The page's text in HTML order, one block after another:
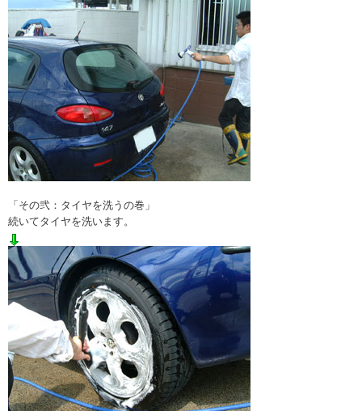
「その弐：タイヤを洗うの巻」
続いてタイヤを洗います。